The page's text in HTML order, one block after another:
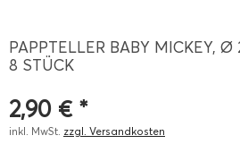
PAPPTELLER BABY MICKEY, Ø
8 STÜCK
2,90 € *
inkl. MwSt. zzgl. Versandkosten